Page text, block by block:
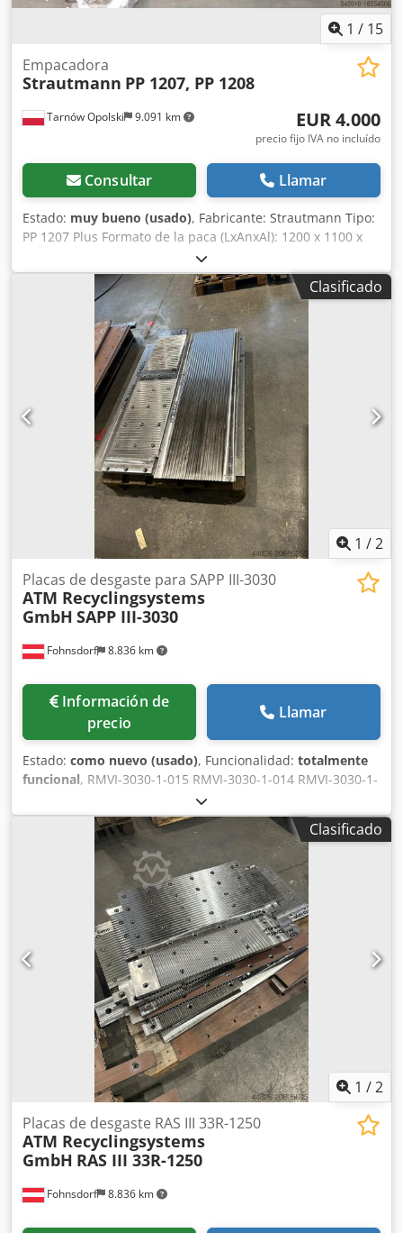
1 / 15
Tarnów Opolski 9.091 km
Empacadora
Strautmann PP 1207, PP 1208
EUR 4.000
precio fijo IVA no incluído
Consultar Llamar
Estado: muy bueno (usado), Fabricante: Strautmann Tipo:
PP 1207 Plus Formato de la paca (LxAnxAl): 1200 x 1100 x
730 mm Peso de la paca: aprox. 400 - 500 kg Dimensiones
exteriores (LxAnxAl): 1850 x 1047 x 3079 mm Altura de
transporte: 2500 mm Apertura de llenado: 1190 x 600 mm
Fuerza de prensado: 59 toneladas / 580 kN Capacidad: 1 -
2 pacas/hora Número de atados: 4 Peso de la prensa: 2300
kg Alimentación: 400 V / 50 Hz Djdpfsv Aiymsx Afhowa
Consumo de potencia: 4 kW Ubicación de la instalación:
cubierto interior/exterior Nivel de ruido: menos de 80
dB(A) Año de fabricación: 2003-2005 También dispongo de
empacadoras Strautmann PP 1207 años 2009-2011, precio
5.500 EUR También empacadoras Strautmann PP 1208 año
2014-2015 Strautmann AutoLoadBaler año 2018, precio
Clasificado
1 /2
Fohnsdorf 8.836 km
Placas de desgaste para SAPP III-3030
ATM Recyclingsystems
GmbH SAPP III-3030
Información de
precio
Llamar
Estado: como nuevo (usado), Funcionalidad: totalmente
funcional, RMVI-3030-1-015 RMVI-3030-1-014 RMVI-3030-1-
013 RMVI-3030-1-012 Dwedpfxjxy Imio Afhoa RMVI-3030-1-
011 MR-2002-4-27
Clasificado
1 /2
Fohnsdorf 8.836 km
Placas de desgaste RAS III 33R-1250
ATM Recyclingsystems
GmbH RAS III 33R-1250